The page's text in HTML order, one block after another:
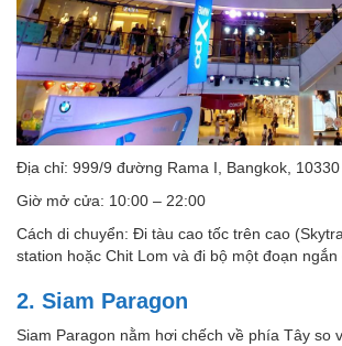
Địa chỉ: 999/9 đường Rama I, Bangkok, 10330
Giờ mở cửa: 10:00 – 22:00
Cách di chuyển: Đi tàu cao tốc trên cao
station hoặc Chit Lom và đi bộ một đoạn ngắn
2. Siam Paragon
Siam Paragon nằm hơi chếch về phía Tây so